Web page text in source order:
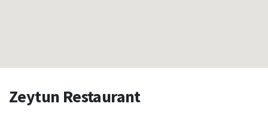
Zeytun Restaurant